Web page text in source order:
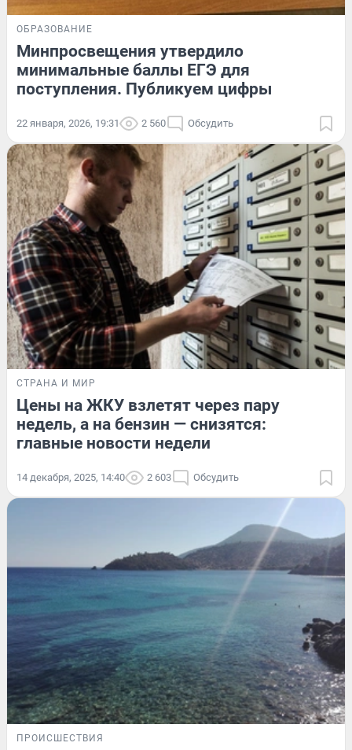
ОБРАЗОВАНИЕ
Минпросвещения утвердило
минимальные баллы ЕГЭ для
поступления. Публикуем цифры
22 января, 2026, 19:31 2 560 Обсудить
СТРАНА И МИР
Цены на ЖКУ взлетят через пару
недель, а на бензин — снизятся:
главные новости недели
14 декабря, 2025, 14:40 2 603 Обсудить
ПРОИСШЕСТВИЯ